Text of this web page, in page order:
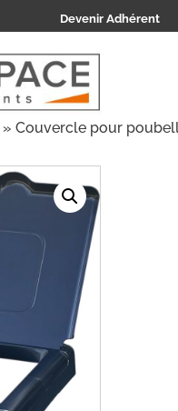
Devenir Adhérent
» Couvercle pour